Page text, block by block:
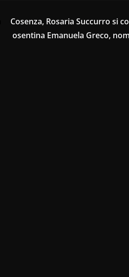
Cosenza, Rosaria Succurro si
osentina Emanuela Greco,